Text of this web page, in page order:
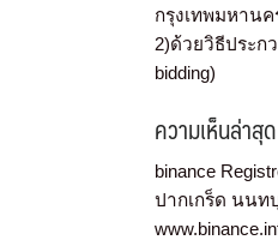
กรุงเทพมหาน
2)ด้วยวิธีประก
bidding)
ความเห็นล่าสุด
binance
ปากเกร็ด นนท